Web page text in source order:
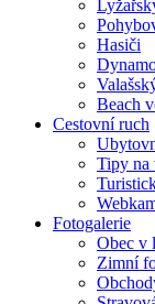
Hasiči
Beach
Cestovní ruch
Tipy na
Fotogalerie
Obec v
Zimní